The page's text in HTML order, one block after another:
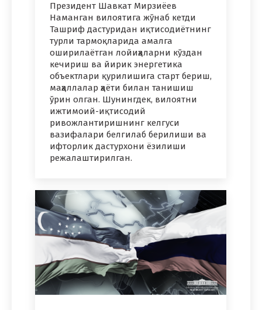
Президент Шавкат Мирзиёев
Наманган вилоятига жўнаб кетди
Ташриф дастуридан иқтисодиётнинг
турли тармоқларида амалга
оширилаётган лойиҳаларни кўздан
кечириш ва йирик энергетика
объектлари қурилишига старт бериш,
маҳаллалар ҳаёти билан танишиш
ўрин олган. Шунингдек, вилоятни
ижтимоий-иқтисодий
ривожлантиришнинг келгуси
вазифалари белгилаб берилиши ва
ифторлик дастурхони ёзилиши
режалаштирилган.